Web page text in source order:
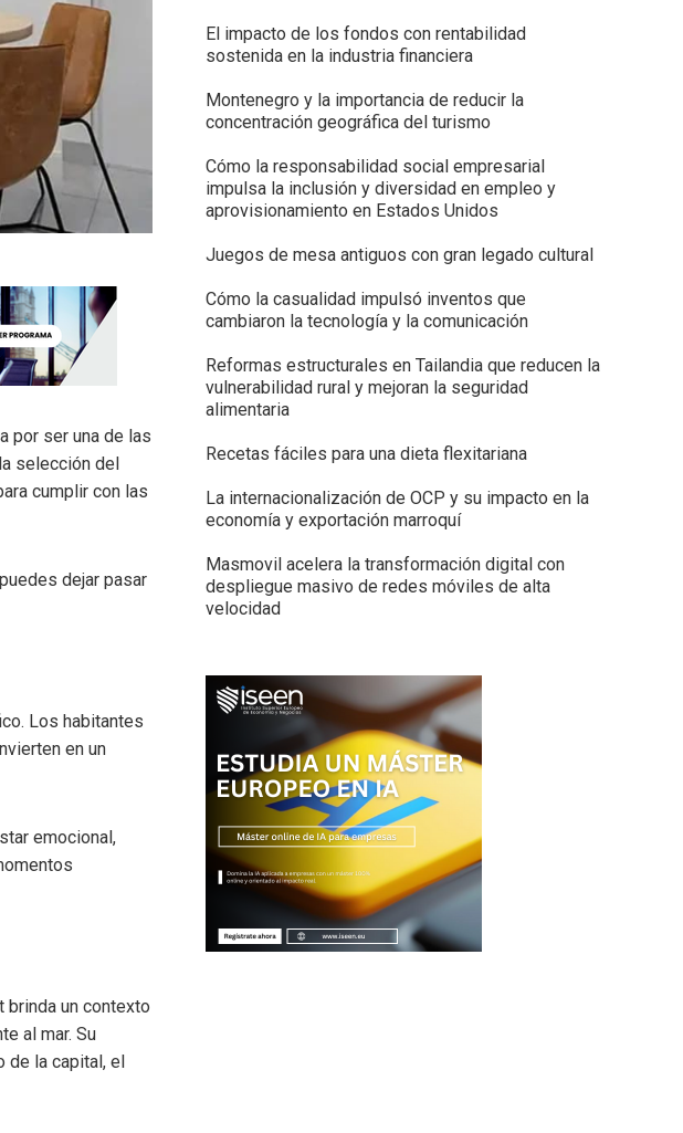
por ser una de las
selección del
cumplir con las
dejar pasar
Los habitantes
en un
emocional,
brinda un contexto
al mar. Su
la capital, el
El impacto de los fondos con rentabilidad
sostenida en la industria financiera
Montenegro y la importancia de reducir la
concentración geográfica del turismo
Cómo la responsabilidad social empresarial
impulsa la inclusión y diversidad en empleo y
aprovisionamiento en Estados Unidos
Juegos de mesa antiguos con gran legado cultural
Cómo la casualidad impulsó inventos que
cambiaron la tecnología y la comunicación
Reformas estructurales en Tailandia que reducen la
vulnerabilidad rural y mejoran la seguridad
alimentaria
Recetas fáciles para una dieta flexitariana
La internacionalización de OCP y su impacto en la
economía y exportación marroquí
Masmovil acelera la transformación digital con
despliegue masivo de redes móviles de alta
velocidad